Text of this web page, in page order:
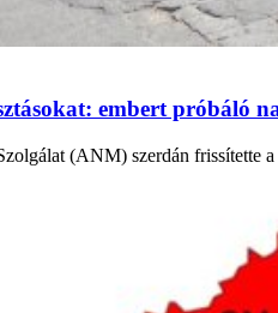
embert próbáló
(ANM) szerdán frissítette a